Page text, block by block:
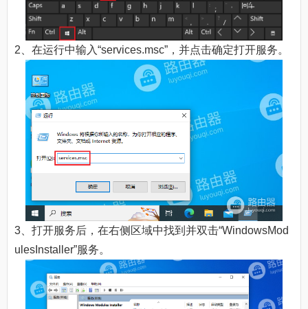
2、在运行中输入“services.msc”，并点击确定打开服务。
3、打开服务后，在右侧区域中找到并双击“WindowsMod
ulesInstaller”服务。